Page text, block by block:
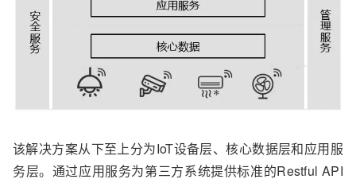
该解决方案从下至上分为IoT设备层、核心数据层和应用服
务层。通过应用服务为第三方系统提供标准的Restful API